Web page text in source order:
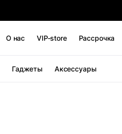
О нас VIP-store Рассрочка
Гаджеты Аксессуары